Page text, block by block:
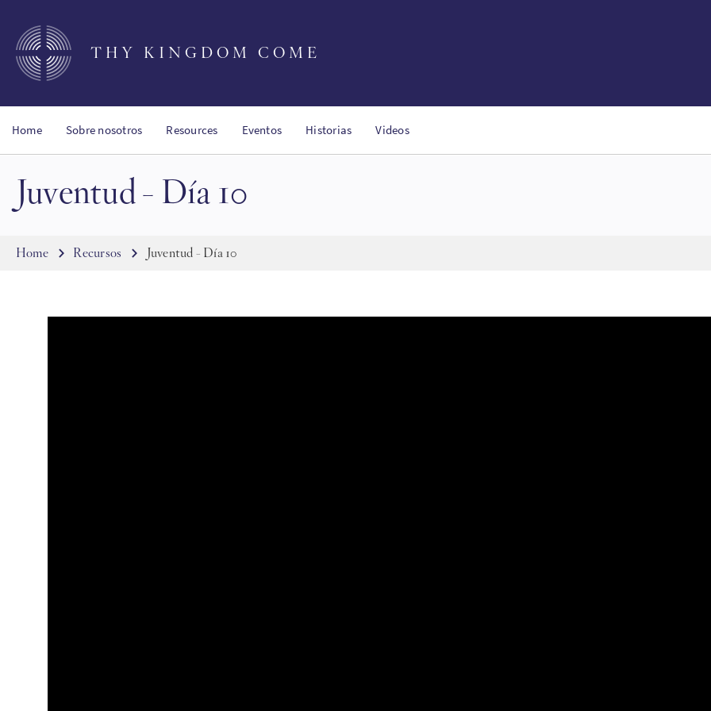
main
content
THY KINGDOM COME
Home Sobre nosotros Resources Eventos Historias Videos
Juventud - Día 10
Breadcrumb
Home Recursos Juventud - Día 10